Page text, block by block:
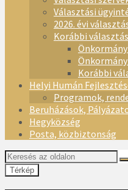
Választási
2026. évi
Korábbi
Korábbi
Helyi Humán
Programok,
Beruházások,
Hegyközség
Posta, közbiztonság
Térkép